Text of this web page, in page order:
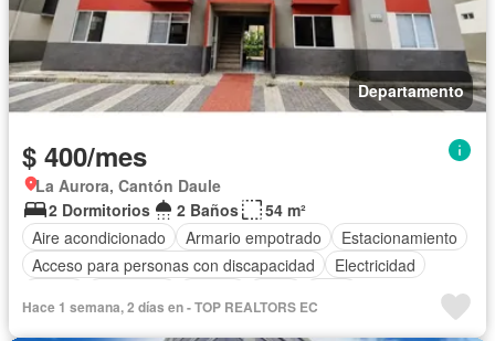
Departamento
$ 400/mes
La Aurora, Cantón Daule
2 Dormitorios
2 Baños
54 m²
Aire acondicionado
Armario empotrado
Estacionamiento
Acceso para personas con discapacidad
Electricidad
Hace 1 semana, 2 días en - TOP REALTORS EC